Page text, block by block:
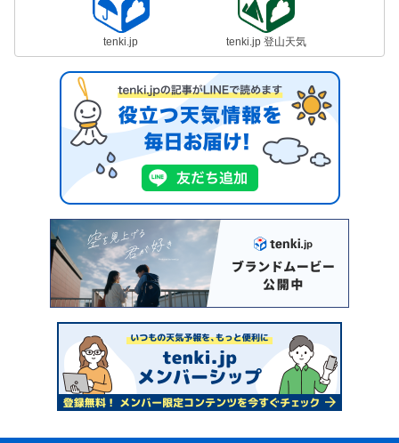
tenki.jp tenki.jp 登山天気